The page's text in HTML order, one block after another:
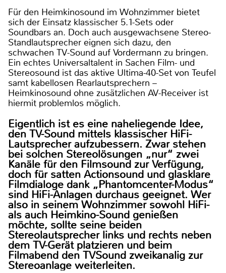
Für den Heimkinosound im Wohnzimmer bietet
sich der Einsatz klassischer 5.1-Sets oder
Soundbars an. Doch auch ausgewachsene Stereo-
Standlautsprecher eignen sich dazu, den
schwachen TV-Sound auf Vordermann zu bringen.
Ein echtes Universaltalent in Sachen Film- und
Stereosound ist das aktive Ultima-40-Set von Teufel
samt kabellosen Rearlautsprechern –
Heimkinosound ohne zusätzlichen AV-Receiver ist
hiermit problemlos möglich.
Eigentlich ist es eine naheliegende Idee,
den TV-Sound mittels klassischer HiFi-
Lautsprecher aufzubessern. Zwar stehen
bei solchen Stereolösungen „nur“ zwei
Kanäle für den Filmsound zur Verfügung,
doch für satten Actionsound und glasklare
Filmdialoge dank „Phantomcenter-Modus“
sind HiFi-Anlagen durchaus geeignet. Wer
also in seinem Wohnzimmer sowohl HiFi-
als auch Heimkino-Sound genießen
möchte, sollte seine beiden
Stereolautsprecher links und rechts neben
dem TV-Gerät platzieren und beim
Filmabend den TVSound zweikanalig zur
Stereoanlage weiterleiten.